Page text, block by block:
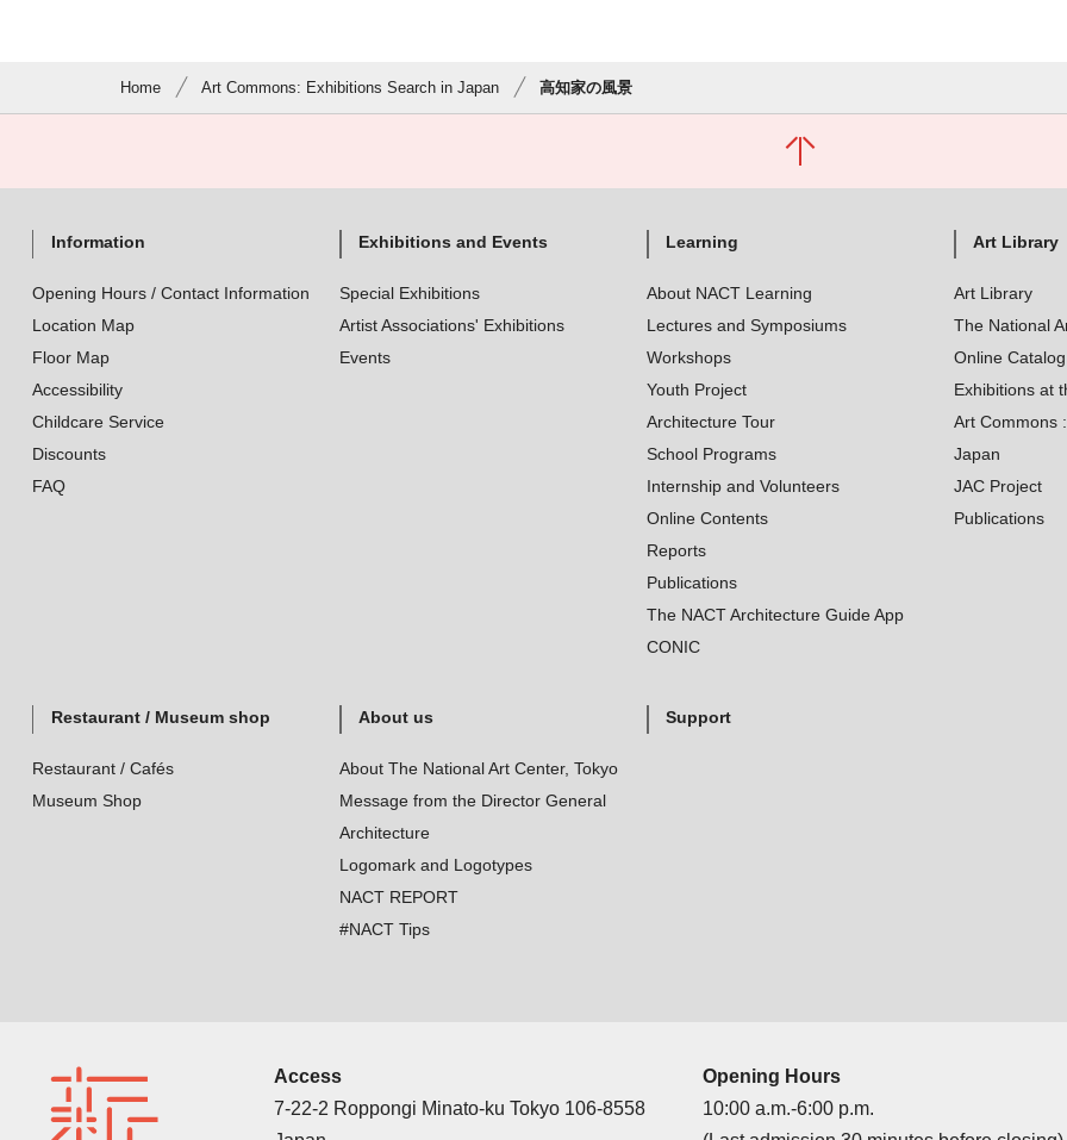
Home Art Commons: Exhibitions Search in Japan 高知家の風景
Information
Opening Hours / Contact Information
Location Map
Floor Map
Accessibility
Childcare Service
Discounts
FAQ
Exhibitions and Events
Special Exhibitions
Artist Associations' Exhibitions
Events
Learning
About NACT Learning
Lectures and Symposiums
Workshops
Youth Project
Architecture Tour
School Programs
Internship and Volunteers
Online Contents
Reports
Publications
The NACT Architecture Guide App
CONIC
Art Library
Art Library
The National
Online
Exhibitions at
Art Commons
Japan
JAC Project
Publications
Restaurant / Museum shop
Restaurant / Cafés
Museum Shop
About us
About The National Art Center, Tokyo
Message from the Director General
Architecture
Logomark and Logotypes
NACT REPORT
#NACT Tips
Support
Access
7-22-2 Roppongi Minato-ku Tokyo 106-8558
Opening Hours
10:00 a.m.-6:00 p.m.